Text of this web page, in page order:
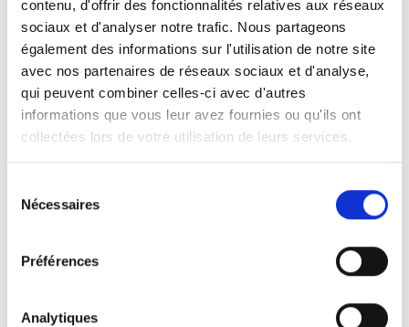
contenu, d'offrir des fonctionnalités relatives aux réseaux
sociaux et d'analyser notre trafic. Nous partageons
également des informations sur l'utilisation de notre site
avec nos partenaires de réseaux sociaux et d'analyse,
qui peuvent combiner celles-ci avec d'autres
informations que vous leur avez fournies ou qu'ils ont
collectées lors de votre utilisation de leurs services.
Nécessaires
Préférences
Analytiques
Inspirer confiance en ligne avec
votre entreprise
11 avril 2019
en ligne. Il est donc important de
nous Belges.